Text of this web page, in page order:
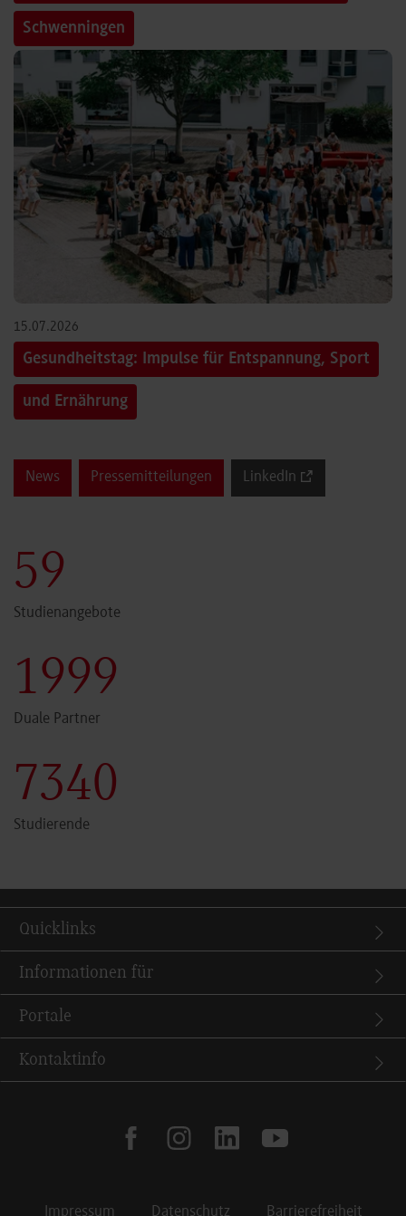
Schwenningen
15.07.2026
Gesundheitstag: Impulse für Entspannung, Sport
und Ernährung
News Pressemitteilungen LinkedIn
60
Studienangebote
2000
Duale Partner
7341
Studierende
Quicklinks
Informationen für
Portale
Kontaktinfo
facebookinstagramlinkedin youtube